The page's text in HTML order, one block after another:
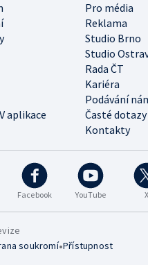
Facebook YouTube X
Pro média
Reklama
Studio Brno
Studio
Rada ČT
Kariéra
Podávání
aplikace
Časté dotazy
Kontakty
soukromí•Přístupnost